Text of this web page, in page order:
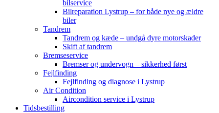
bilservice
Bilreparation Lystrup – for både nye og ældre
biler
Tandrem
Tandrem og kæde – undgå dyre motorskader
Skift af tandrem
Bremseservice
Bremser og undervogn – sikkerhed først
Fejlfinding
Fejlfinding og diagnose i Lystrup
Air Condition
Aircondition service i Lystrup
Tidsbestilling